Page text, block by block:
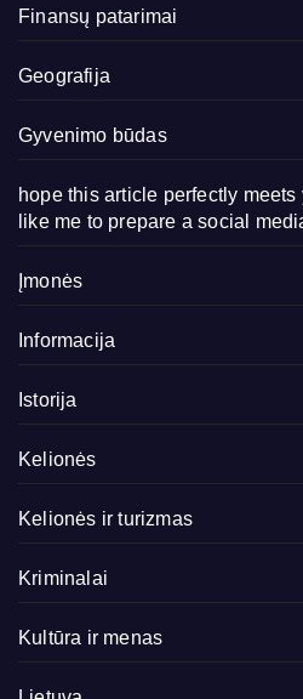
Finansų patarimai
Geografija
Gyvenimo būdas
hope this article perfectly
like me to prepare a social
Įmonės
Informacija
Istorija
Kelionės
Kelionės ir turizmas
Kriminalai
Kultūra ir menas